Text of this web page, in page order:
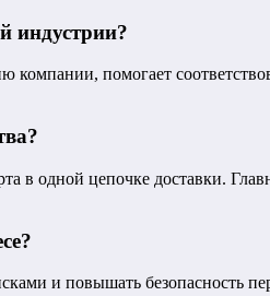
индустрии?
помогает
в одной цепочке доставки.
и повышать безопасность